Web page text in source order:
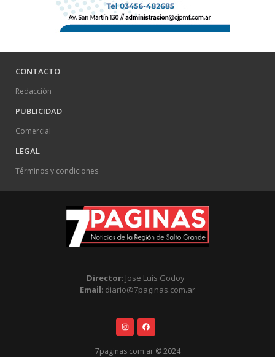
CONTACTO
Redacción
PUBLICIDAD
Comercial
LEGAL
Términos y condiciones
Director: Jose Luis Godoy
Email: diario@7paginas.com.ar
7paginas.com.ar © 2024